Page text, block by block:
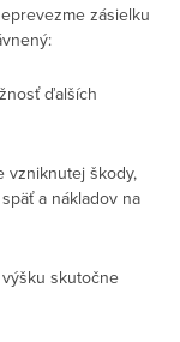
zásielku
ďalších
vzniknutej škody,
a nákladov na
skutočne